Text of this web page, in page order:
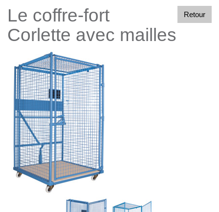
Retour
Le coffre-fort
Corlette avec mailles